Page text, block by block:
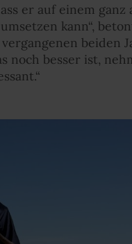
er auf einem ganz
kann“,
beiden
noch besser ist,